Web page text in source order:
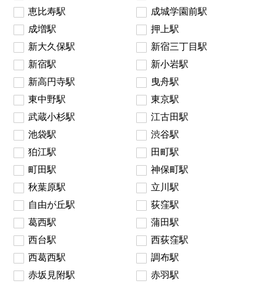
恵比寿駅
成城学園前駅
成増駅
押上駅
新大久保駅
新宿三丁目駅
新宿駅
新小岩駅
新高円寺駅
曳舟駅
東中野駅
東京駅
武蔵小杉駅
江古田駅
池袋駅
渋谷駅
狛江駅
田町駅
町田駅
神保町駅
秋葉原駅
立川駅
自由が丘駅
荻窪駅
葛西駅
蒲田駅
西台駅
西荻窪駅
西葛西駅
調布駅
赤坂見附駅
赤羽駅